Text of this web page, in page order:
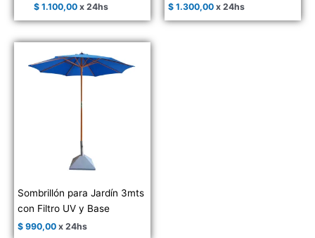
$1.100,00x 24hs $ 1.300,00 x 24hs
Sombrillón para Jardín 3mts
con Filtro UV y Base
$ 990,00 x 24hs